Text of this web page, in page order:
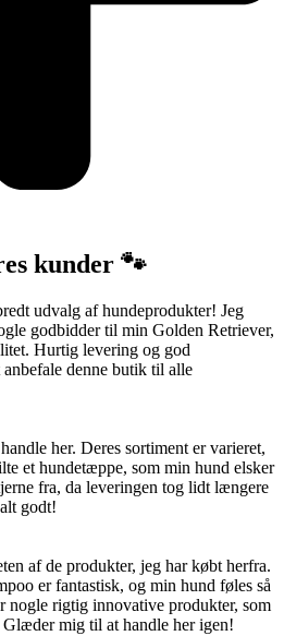
kunder 🐾
udvalg af hundeprodukter! Jeg
godbidder til min Golden Retriever,
Hurtig levering og god
denne butik til alle
her. Deres sortiment er varieret,
et hundetæppe, som min hund elsker
fra, da leveringen tog lidt længere
godt!
af de produkter, jeg har købt herfra.
er fantastisk, og min hund føles så
nogle rigtig innovative produkter, som
Glæder mig til at handle her igen!